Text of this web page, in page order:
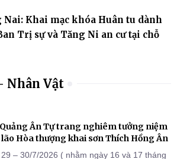
Nai: Khai mạc khóa Huân tu dành
Trị sự và Tăng Ni an cư tại chỗ
Nhân Vật
Ân Tự trang nghiêm tưởng niệm
Hòa thượng khai sơn Thích Hồng Ân
– 30/7/2026 ( nhằm ngày 16 và 17 tháng